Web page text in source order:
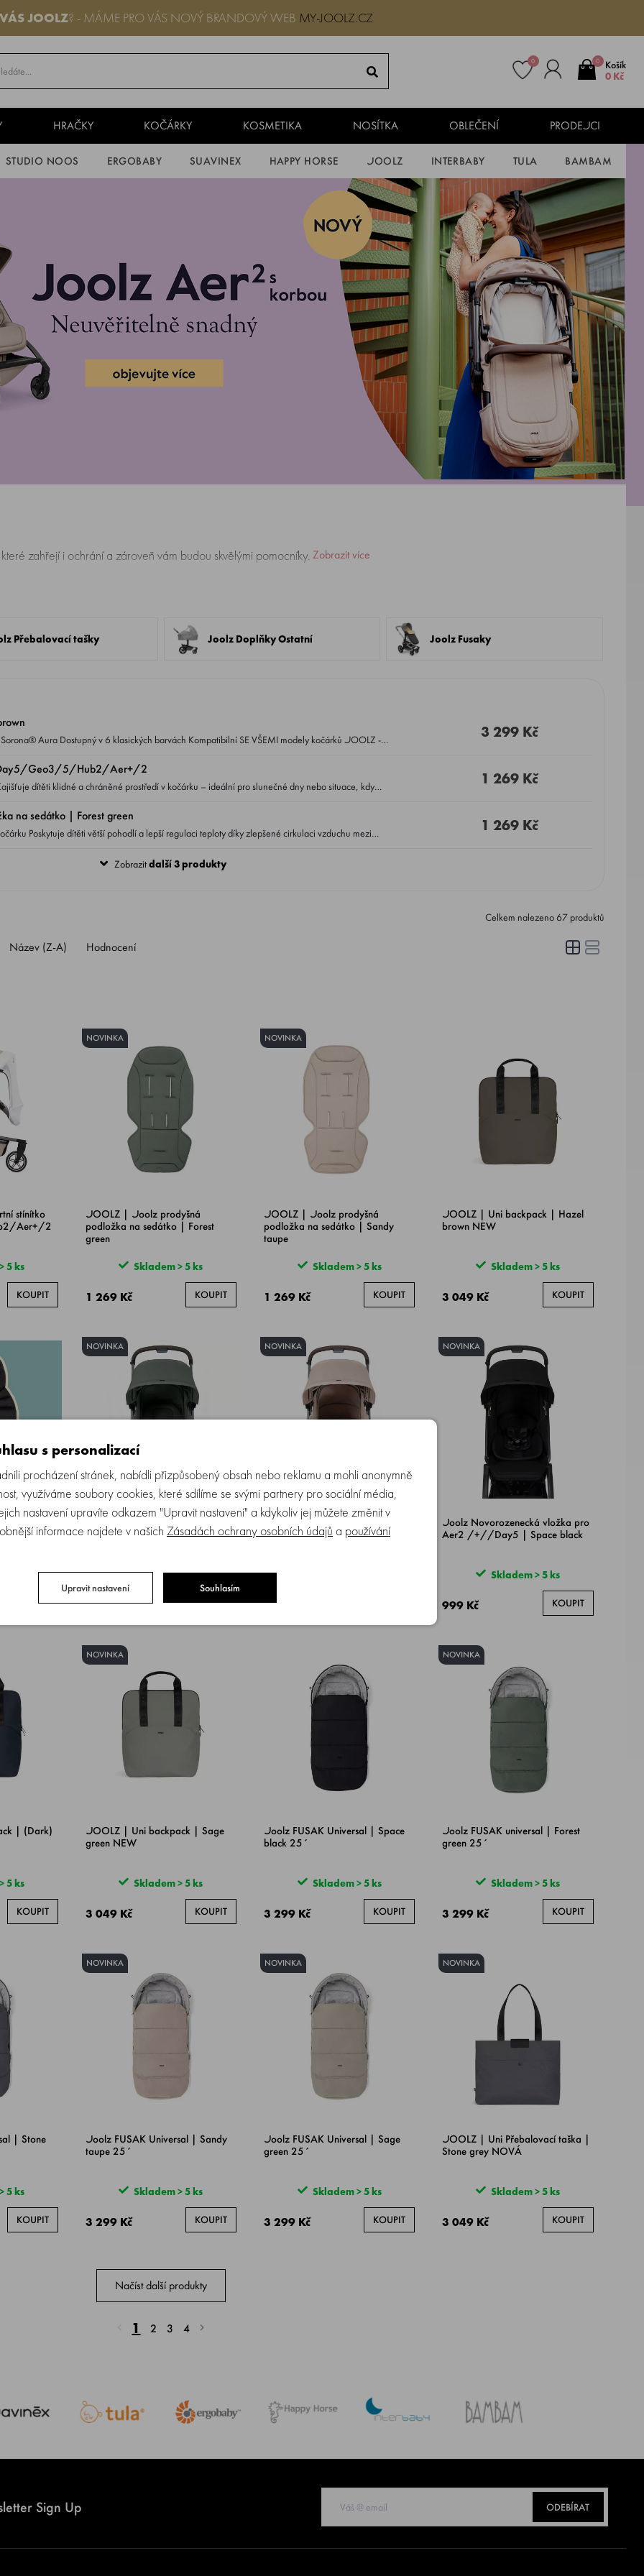
JOOLZ? - MÁME PRO VÁS NOVÝ BRANDOVÝ WEB MY-JOOLZ.CZ
0
Košík
0 Kč
0
HRAČKY KOČÁRKY KOSMETIKA NOSÍTKA OBLEČENÍ PRODEJCI
STUDIO NOOS ERGOBABY SUAVINEX HAPPY HORSE JOOLZ INTERBABY TULA BAMBAM
zahřejí i ochrání a zároveň vám budou skvělými pomocníky. Zobrazit více
Přebalovací tašky Joolz Doplňky Ostatní Joolz Fusaky
3 299 Kč
Day5/Geo3/5/Hub2/Aer+/2 1 269 Kč
na sedátko | Forest green
vzduchu mezi
1 269 Kč
Zobrazitdalší 3 produkty
Celkem nalezeno67produktů
Název (Z-A) Hodnocení
stínítko
Aer+/2
5 ks
KOUPIT
NOVINKA
JOOLZ | Joolz prodyšná
podložka na sedátko | Forest
green
Skladem > 5 ks
1 269 Kč KOUPIT
NOVINKA
JOOLZ | Joolz prodyšná
podložka na sedátko | Sandy
taupe
Skladem > 5 ks
1 269 Kč KOUPIT
JOOLZ | Uni backpack | Hazel
brown NEW
Skladem > 5 ks
3 049 Kč KOUPIT
Joolz l
KOUPIT
NOVINKA
Joolz Novorozenecká vložka pro
Aer2 /+//Day5 | Forest green
Skladem > 5 ks
999 Kč KOUPIT
NOVINKA
Joolz Novorozenecká vložka pro
Aer2 /+//Day5 | Sandy taupe
999 Kč
NOVINKA
Joolz Novorozenecká vložka pro
Aer2 /+//Day5 | Space black
Skladem > 5 ks
999 Kč KOUPIT
| (Dark)
5 ks
KOUPIT
NOVINKA
JOOLZ | Uni backpack | Sage
green NEW
Skladem > 5 ks
3 049 Kč KOUPIT
Joolz FUSAK Universal | Space
black 25´
Skladem > 5 ks
3 299 Kč KOUPIT
NOVINKA
Joolz FUSAK universal | Forest
green 25´
Skladem > 5 ks
3 299 Kč KOUPIT
| Stone
5 ks
KOUPIT
NOVINKA
Joolz FUSAK Universal | Sandy
taupe 25´
Skladem > 5 ks
3 299 Kč KOUPIT
NOVINKA
Joolz FUSAK Universal | Sage
green 25´
Skladem > 5 ks
3 299 Kč KOUPIT
NOVINKA
JOOLZ | Uni Přebalovací taška |
Stone grey NOVÁ
Skladem > 5 ks
3 049 Kč KOUPIT
Načíst další produkty
1 2 3 4
Sign Up ODEBÍRAT
s personalizací
procházení stránek, nabídli přizpůsobený obsah nebo reklamu a mohli anonymně
využíváme soubory cookies, které sdílíme se svými partnery pro sociální média,
nastavení upravíte odkazem "Upravit nastavení" a kdykoliv jej můžete změnit v
informace najdete v našich Zásadách ochrany osobních údajů a používání
Upravit nastavení Souhlasím